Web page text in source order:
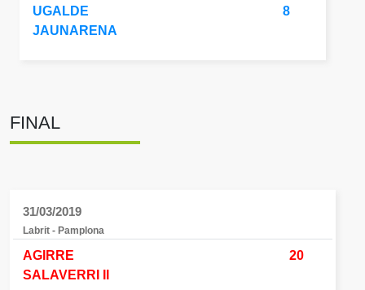
UGALDE
JAUNARENA
8
FINAL
31/03/2019
Labrit - Pamplona
AGIRRE
SALAVERRI II
20